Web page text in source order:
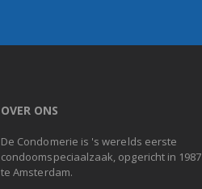
OVER ONS
De Condomerie is 's werelds eerste
condoomspeciaalzaak, opgericht in 1987
te Amsterdam.